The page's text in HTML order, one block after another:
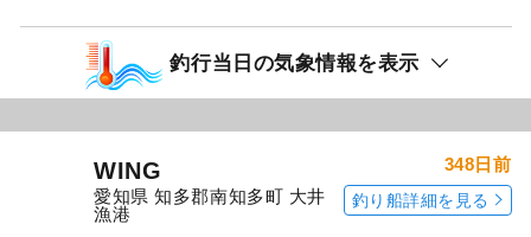
釣行当日の気象情報を表示
WING
愛知県 知多郡南知多町 大井
漁港
348日前
釣り船詳細を見る